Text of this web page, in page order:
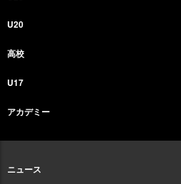
U20
高校
U17
アカデミー
ニュース